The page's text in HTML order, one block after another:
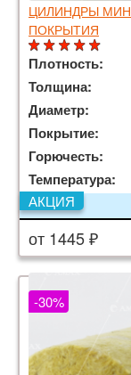
ЦИЛИНДРЫ
ПОКРЫТИЯ
Плотность:
Толщина:
Диаметр:
Покрытие:
Горючесть:
Температура:
АКЦИЯ
от 1445 ₽
-30%